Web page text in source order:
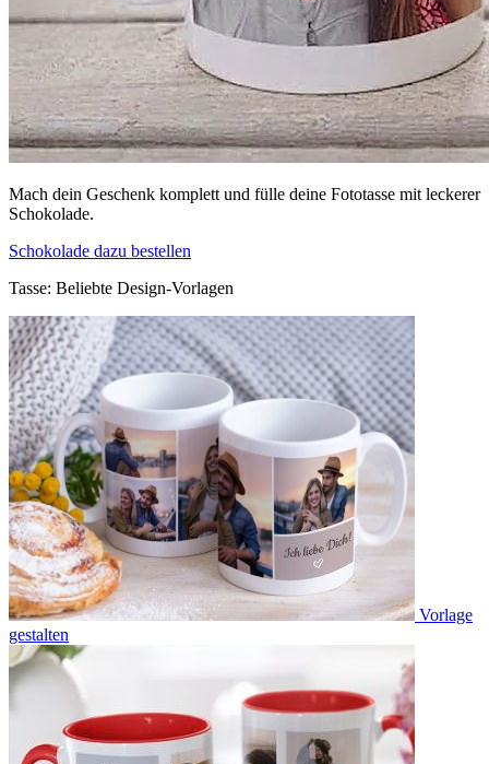
Mach dein Geschenk komplett und fülle deine Fototasse mit leckerer
Schokolade.
Schokolade dazu bestellen
Tasse: Beliebte Design-Vorlagen
Vorlage
gestalten